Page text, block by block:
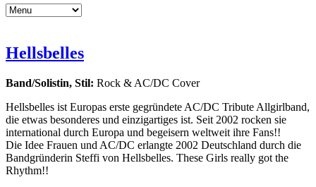
Hellsbelles
Band/Solistin, Stil: Rock & AC/DC Cover
Hellsbelles ist Europas erste gegründete AC/DC Tribute Allgirlband,
die etwas besonderes und einzigartiges ist. Seit 2002 rocken sie
international durch Europa und begeisern weltweit ihre Fans!!
Die Idee Frauen und AC/DC erlangte 2002 Deutschland durch die
Bandgründerin Steffi von Hellsbelles. These Girls really got the
Rhythm!!